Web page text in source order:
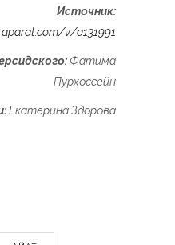
Источник:
v/a131991
Фатима
Пурхоссейн
Екатерина Здорова